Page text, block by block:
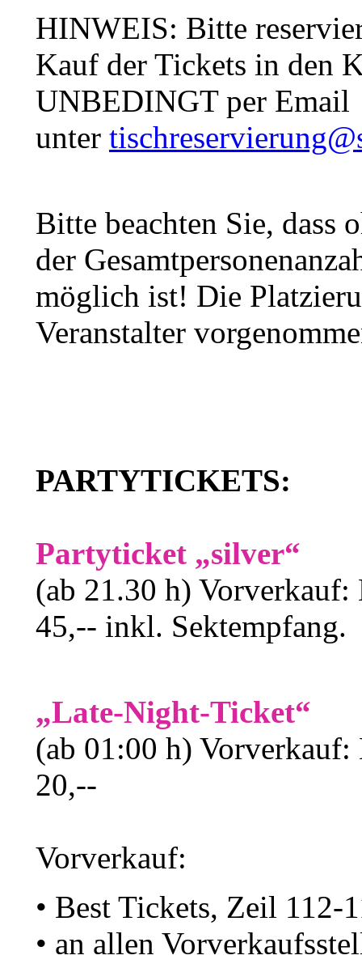
HINWEIS: Bitte
Kauf der Tickets in den
UNBEDINGT per Email
unter
Bitte beachten Sie, dass
der
möglich ist! Die
Veranstalter
PARTYTICKETS:
Partyticket „silver“
(ab 21.30 h) Vorverkauf:
45,-- inkl. Sektempfang.
„Late-Night-Ticket“
(ab 01:00 h)
20,--
Vorverkauf:
• Best Tickets, Zeil
• an allen